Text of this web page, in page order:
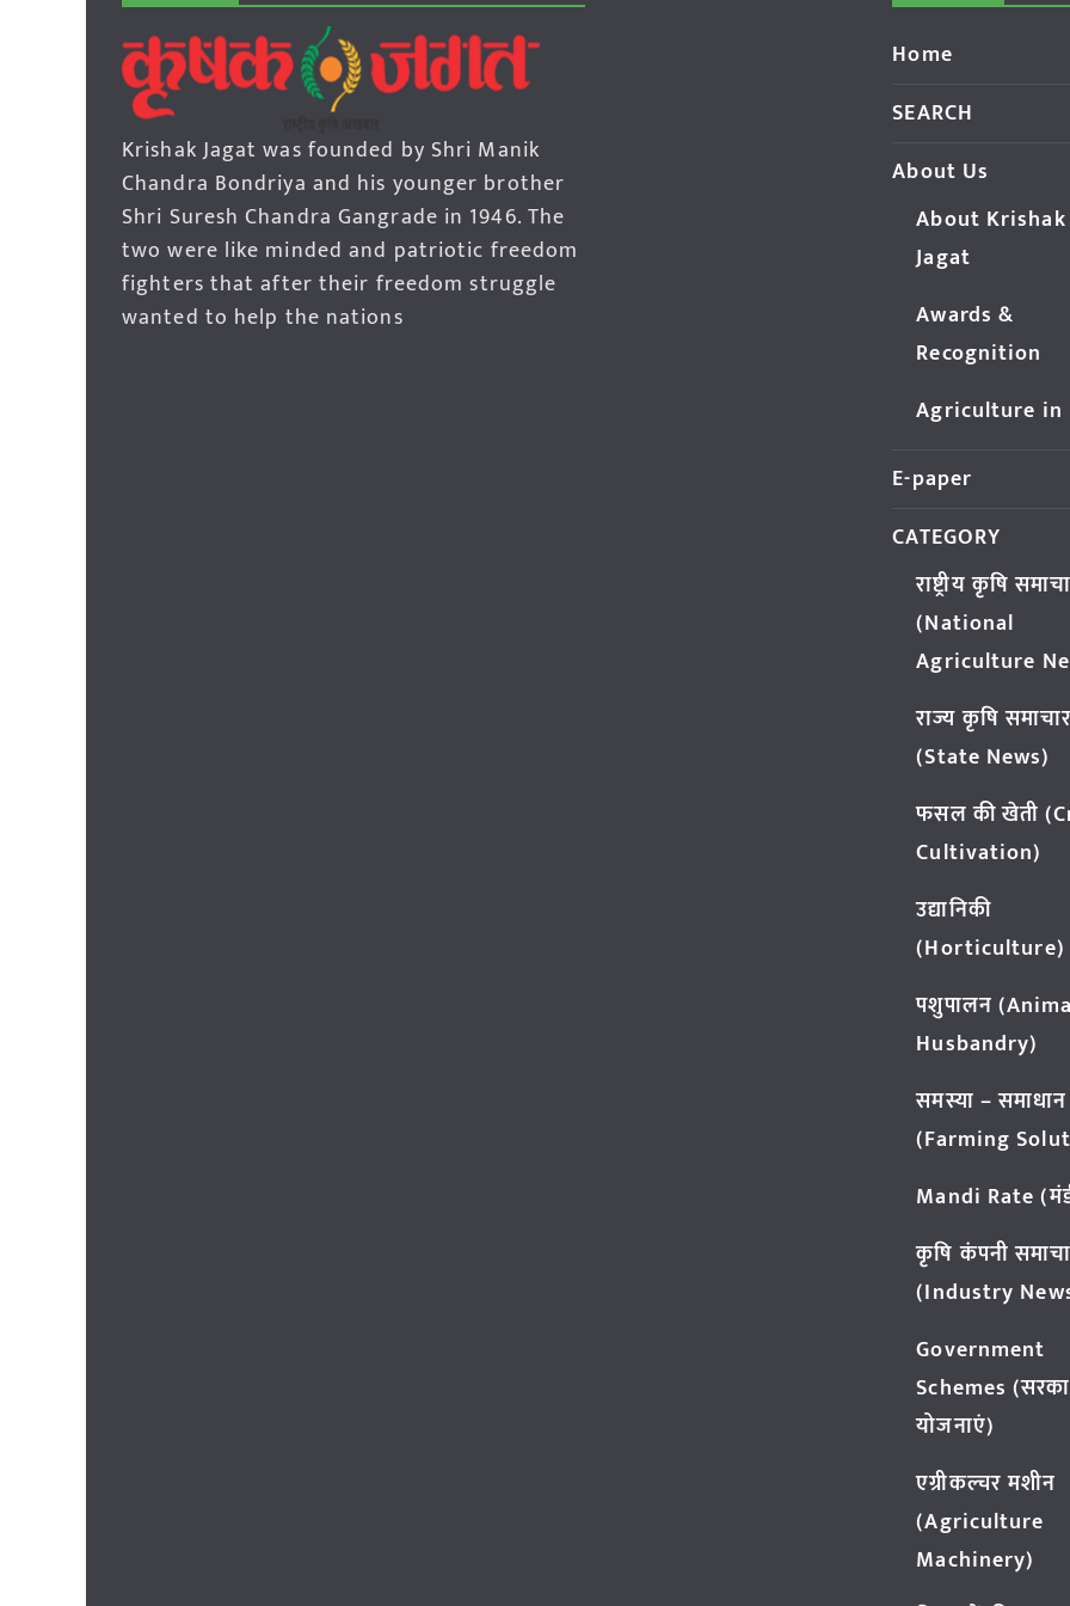
Krishak Jagat was founded by Shri Manik
Chandra Bondriya and his younger brother
Shri Suresh Chandra Gangrade in 1946. The
two were like minded and patriotic freedom
fighters that after their freedom struggle
wanted to help the nations
Home
SEARCH
About Us
About Krishak
Jagat
Awards &
Recognition
Agriculture in
E-paper
CATEGORY
राष्ट्रीय कृषि
(National
Agriculture
राज्य कृषि समाचार
(State News)
फसल की खेती
Cultivation)
उद्यानिकी
(Horticulture)
पशुपालन
Husbandry)
समस्या – समाधान
(Farming
Mandi Rate
कृषि कंपनी
(Industry
Government
Schemes
योजनाएं)
एग्रीकल्चर मशीन
(Agriculture
Machinery)